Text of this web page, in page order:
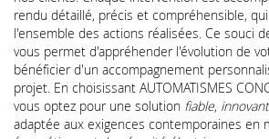
rendu détaillé, précis et compréhensible,
l'ensemble des actions réalisées. Ce souci
vous permet d'appréhender l'évolution de
bénéficier d'un accompagnement
projet. En choisissant AUTOMATISMES
vous optez pour une solution fiable,
adaptée aux exigences contemporaines en